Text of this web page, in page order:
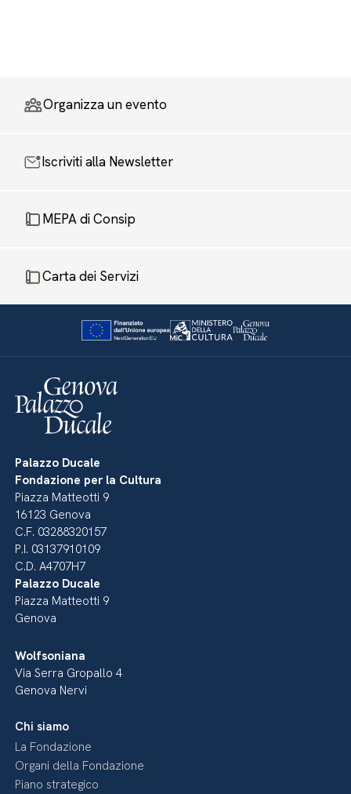
Organizza un evento
Iscriviti alla Newsletter
MEPA di Consip
Carta dei Servizi
Palazzo Ducale
Fondazione per la Cultura
Piazza Matteotti 9
16123 Genova
C.F. 03288320157
P.I. 03137910109
C.D. A4707H7
Palazzo Ducale
Piazza Matteotti 9
Genova
Wolfsoniana
Via Serra Gropallo 4
Genova Nervi
Chi siamo
La Fondazione
Organi della Fondazione
Piano strategico